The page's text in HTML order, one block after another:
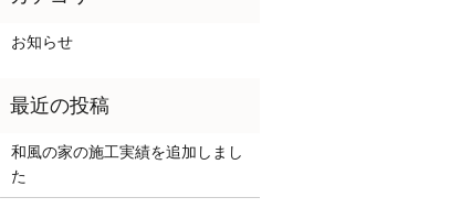
お知らせ
和風の家の施工実績を追加しまし
た